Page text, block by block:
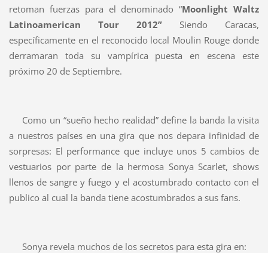
retoman fuerzas para el denominado “Moonlight Waltz
Latinoamerican Tour 2012” Siendo Caracas,
específicamente en el reconocido local Moulin Rouge donde
derramaran toda su vampírica puesta en escena este
próximo 20 de Septiembre.
Como un “sueño hecho realidad” define la banda la visita
a nuestros países en una gira que nos depara infinidad de
sorpresas: El performance que incluye unos 5 cambios de
vestuarios por parte de la hermosa Sonya Scarlet, shows
llenos de sangre y fuego y el acostumbrado contacto con el
publico al cual la banda tiene acostumbrados a sus fans.
Sonya revela muchos de los secretos para esta gira en: